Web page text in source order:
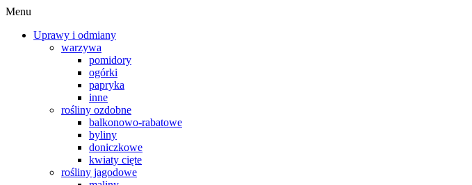
Menu
Uprawy i odmiany
warzywa
pomidory
ogórki
papryka
inne
rośliny ozdobne
balkonowo-rabatowe
byliny
doniczkowe
kwiaty cięte
rośliny jagodowe